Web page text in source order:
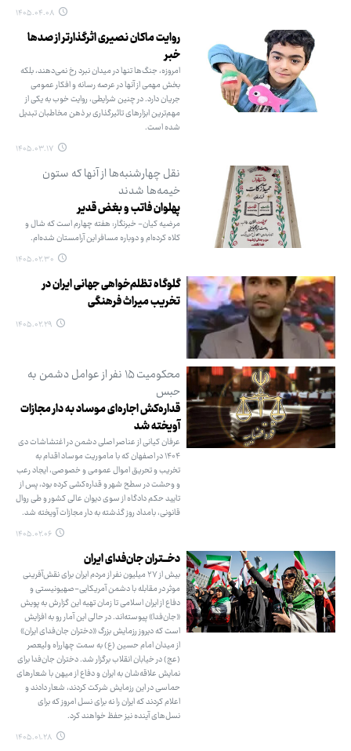
۱۴۰۵.۰۴.۰۸
روایت ماکان نصیری اثرگذارتر از صدها
خبر
امروزه، جنگ‌ها تنها در میدان نبرد رخ نمی‌دهند، بلکه
بخش مهمی از آنها در عرصه رسانه و افکار عمومی
جریان دارد. در چنین شرایطی، روایت خوب به یکی از
مهم‌ترین ابزارهای تاثیرگذاری بر ذهن مخاطبان تبدیل
شده است.
۱۴۰۵.۰۳.۱۷
نقل چهارشنبه‌ها از آنها که ستون
خیمه‌ها شدند
پهلوان فاتب و بغض قدیر
مرضیه کیان- خبرنگار: هفته چهارم است که شال و
کلاه کرده‌ام و دوباره مسافر این آرامستان شده‌ام.
۱۴۰۵.۰۲.۳۰
گلوگاه تظلم‌خواهی جهانی ایران در
تخریب میراث فرهنگی
۱۴۰۵.۰۲.۲۹
محکومیت ۱۵ نفر از عوامل دشمن به
حبس
قداره‌کش اجاره‌ای موساد به دار مجازات
آویخته شد
عرفان کیانی از عناصر اصلی دشمن در اغتشاشات دی
۱۴۰۴ در اصفهان که با ماموریت موساد اقدام به
تخریب و تحریق اموال عمومی و خصوصی، ایجاد رعب
و وحشت در سطح شهر و قداره‌کشی کرده بود، پس از
تایید حکم دادگاه از سوی دیوان عالی کشور و طی روال
قانونی، بامداد روز گذشته به دار مجازات آویخته شد.
۱۴۰۵.۰۲.۰۶
دخـــتران جان‌فدای ایران
بیش از ۲۷ میلیون نفر از مردم ایران برای نقش‌آفرینی
موثر در مقابله با دشمن آمریکایی-صهیونیستی و
دفاع از ایران اسلامی تا زمان تهیه این گزارش به پویش
«جان‌فدا» پیوسته‌اند. در حالی این آمار رو به افزایش
است که دیروز رزمایش بزرگ «دختران جان‌فدای ایران»
از میدان امام حسین (ع) به سمت چهارراه ولیعصر
(عج) در خیابان انقلاب برگزار شد. دختران جان‌فدا برای
نمایش علاقه‌شان به ایران و دفاع از میهن با شعارهای
حماسی در این رزمایش شرکت کردند، شعار دادند و
اعلام کردند که ایران را نه برای نسل امروز که برای
نسل‌های آینده نیز حفظ خواهند کرد.
۱۴۰۵.۰۱.۲۸